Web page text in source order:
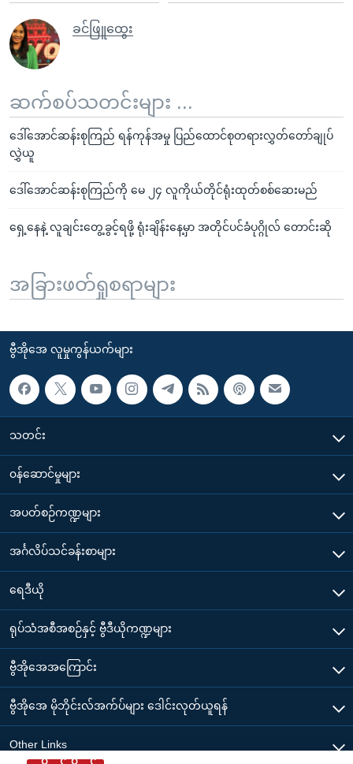
ခင်ဖြူထွေး
ဆက်စပ်သတင်းများ ...
ဒေါ်အောင်ဆန်းစုကြည် ရန်ကုန်အမှု ပြည်ထောင်စုတရားလွှတ်တော်ချုပ်
လွှဲယူ
ဒေါ်အောင်ဆန်းစုကြည်ကို မေ ၂၄ လူကိုယ်တိုင်ရုံးထုတ်စစ်ဆေးမည်
ရှေ့နေနဲ့ လူချင်းတွေ့ခွင့်ရဖို့ ရုံးချိန်းနေ့မှာ အတိုင်ပင်ခံပုဂ္ဂိုလ် တောင်းဆို
အခြားဖတ်ရှုစရာများ
ဗွီအိုအေ လူမှုကွန်ယက်များ
သတင်း
၀န်ဆောင်မှုများ
အပတ်စဉ်ကဏ္ဍများ
အင်္ဂလိပ်သင်ခန်းစာများ
ရေဒီယို
ရုပ်သံအစီအစဉ်နှင့် ဗွီဒီယိုကဏ္ဍများ
ဗွီအိုအေအကြောင်း
ဗွီအိုအေ မိုဘိုင်းလ်အက်ပ်များ ဒေါင်းလုတ်ယူရန်
Other Links